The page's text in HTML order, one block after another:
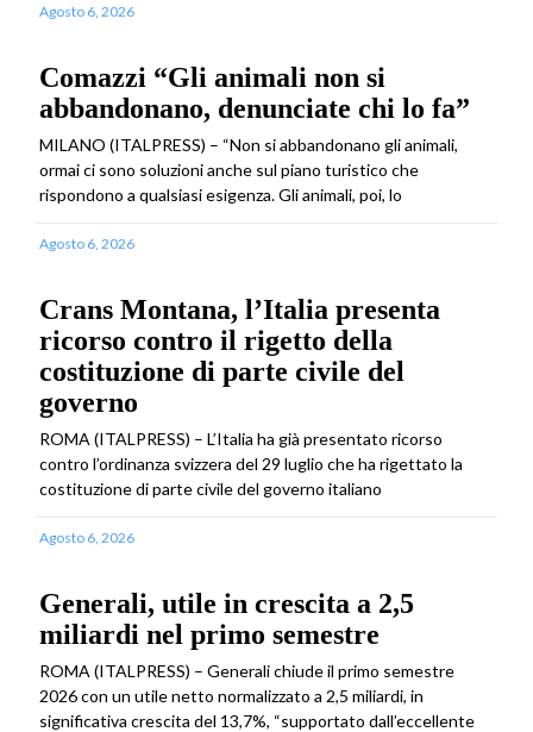
Agosto 6, 2026
Comazzi “Gli animali non si
abbandonano, denunciate chi lo fa”
MILANO (ITALPRESS) – “Non si abbandonano gli animali,
ormai ci sono soluzioni anche sul piano turistico che
rispondono a qualsiasi esigenza. Gli animali, poi, lo
Agosto 6, 2026
Crans Montana, l’Italia presenta
ricorso contro il rigetto della
costituzione di parte civile del
governo
ROMA (ITALPRESS) – L’Italia ha già presentato ricorso
contro l’ordinanza svizzera del 29 luglio che ha rigettato la
costituzione di parte civile del governo italiano
Agosto 6, 2026
Generali, utile in crescita a 2,5
miliardi nel primo semestre
ROMA (ITALPRESS) – Generali chiude il primo semestre
2026 con un utile netto normalizzato a 2,5 miliardi, in
significativa crescita del 13,7%, “supportato dall’eccellente